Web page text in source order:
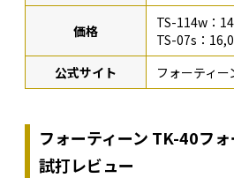
価格
TS-114w：
TS-07s：
公式サイト
フォーティ
フォーティーン TK-40フ
試打レビュー